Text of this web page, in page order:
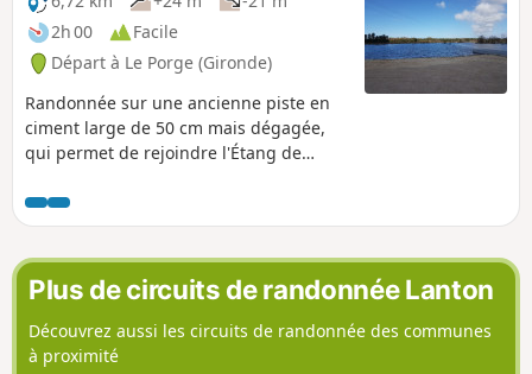
2h 00
Facile
Départ à Le Porge (Gironde)
Randonnée sur une ancienne piste en
ciment large de 50 cm mais dégagée,
qui permet de rejoindre l'Étang de
retour, plusieurs choix sont possibles en
fonction du niveau du canal afin de
rejoindre le parking car suite à la
création de la nouvelle écluse il y a
formation d'une zone marécageuse.
Plus de circuits de randonnée Lanton
Découvrez aussi les circuits de randonnée des communes
à proximité